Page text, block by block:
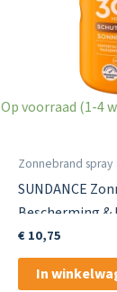
Op voorraad (1-4
Zonnebrand spray
SUNDANCE
Bescherming &
€10,75
In